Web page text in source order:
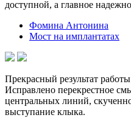
доступной, а главное
Фомина Антонина
Мост на имплантатах
Прекрасный результат
Исправлено перекрестное
центральных линий,
выступание клыка.